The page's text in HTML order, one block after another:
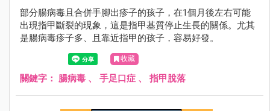
部分腸病毒且合併手腳出疹子的孩子，在1個月後左右可能
出現指甲斷裂的現象，這是指甲基質停止生長的關係。尤其
是腸病毒疹子多、且靠近指甲的孩子，容易好發。
收藏
關鍵字： 腸病毒 、 手足口症 、 指甲脫落